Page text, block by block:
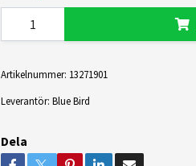
Artikelnummer: 13271901
Leverantör: Blue Bird
Dela